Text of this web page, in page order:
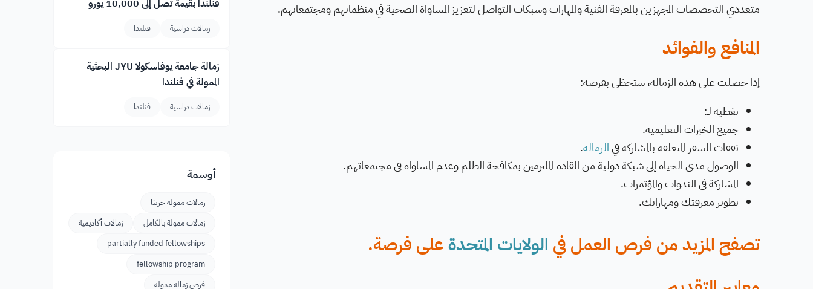
متعددي التخصصات المجهزين بالمعرفة الفنية والمهارات وشبكات التواصل لتعزيز المساواة الصحية في منظماتهم ومجتمعاتهم.
المنافع والفوائد
إذا حصلت على هذه الزمالة، ستحظى بفرصة:
تغطية لـ:
جميع الخبرات التعليمية.
نفقات السفر المتعلقة بالمشاركة فيالزمالة.
الوصول مدى الحياة إلى شبكة دولية من القادة الملتزمين بمكافحة الظلم وعدم المساواة في مجتمعاتهم.
المشاركة في الندوات والمؤتمرات.
تطوير معرفتك ومهاراتك.
تصفح المزيد من فرص العمل في الولايات المتحدةعلى فرصة.
فنلندا بقيمة تصل إلى 10,000 يورو
زمالات دراسية فنلندا
زمالة جامعة يوفاسكولا JYU البحثية
الممولة في فنلندا
زمالات دراسية فنلندا
أوسمة
زمالات ممولة جزيئا
زمالات ممولة بالكامل
زمالات أكاديمية
partially funded fellowships
fellowship program
فرص زمالة ممولة